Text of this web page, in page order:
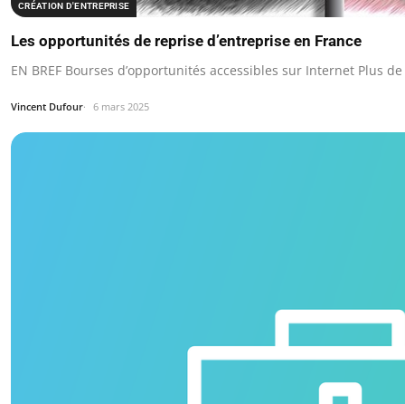
CRÉATION D'ENTREPRISE
Les opportunités de reprise d’entreprise en France
EN BREF Bourses d’opportunités accessibles sur Internet Plus
Vincent Dufour 6 mars 2025